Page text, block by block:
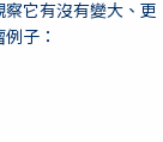
它有沒有變大、更
子：